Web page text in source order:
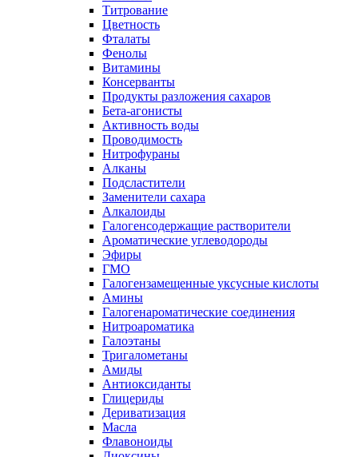
Титрование
Цветность
Фталаты
Фенолы
Витамины
Консерванты
Продукты разложения сахаров
Бета-агонисты
Активность воды
Проводимость
Нитрофураны
Алканы
Подсластители
Заменители сахара
Алкалоиды
Галогенсодержащие растворители
Ароматические углеводороды
Эфиры
ГМО
Галогензамещенные уксусные кислоты
Амины
Галогенароматические соединения
Нитроароматика
Галоэтаны
Тригалометаны
Амиды
Антиоксиданты
Глицериды
Дериватизация
Масла
Флавоноиды